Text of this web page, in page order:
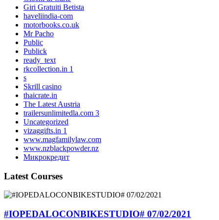
Giri Gratuiti Betista
haveliindia-com
motorbooks.co.uk
Mr Pacho
Public
Publick
ready_text
rkcollection.in 1
s
Skrill casino
thaicrate.in
The Latest Austria
trailersunlimitedla.com 3
Uncategorized
vizaggifts.in 1
www.magfamilylaw.com
www.nzblackpowder.nz
Микрокредит
Latest Courses
#IOPEDALOCONBIKESTUDIO# 07/02/2021